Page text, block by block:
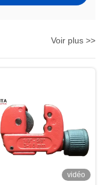
Voir plus >>
vidéo